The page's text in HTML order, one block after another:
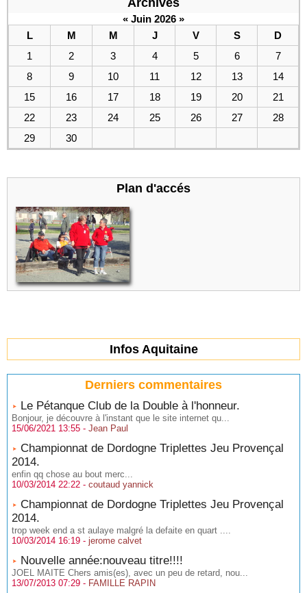
« Juin 2026 »
L
M M J V S
D
1
2 3 4 5 6
7
8
9 10 11 12 13
14
15
16 17 18 19 20
21
22
23 24 25 26 27
28
29
30
Plan d'accés
Infos Aquitaine
Derniers commentaires
Le Pétanque Club de la Double à l'honneur.
Bonjour, je découvre à l'instant que le site internet qu...
15/06/2021 13:55 - Jean Paul
Championnat de Dordogne Triplettes Jeu Provençal
2014.
enfin qq chose au bout merc...
10/03/2014 22:22 - coutaud yannick
Championnat de Dordogne Triplettes Jeu Provençal
2014.
trop week end a st aulaye malgré la defaite en quart ....
10/03/2014 16:19 - jerome calvet
Nouvelle année:nouveau titre!!!!
JOEL MAITE Chers amis(es), avec un peu de retard, nou...
13/07/2013 07:29 - FAMILLE RAPIN